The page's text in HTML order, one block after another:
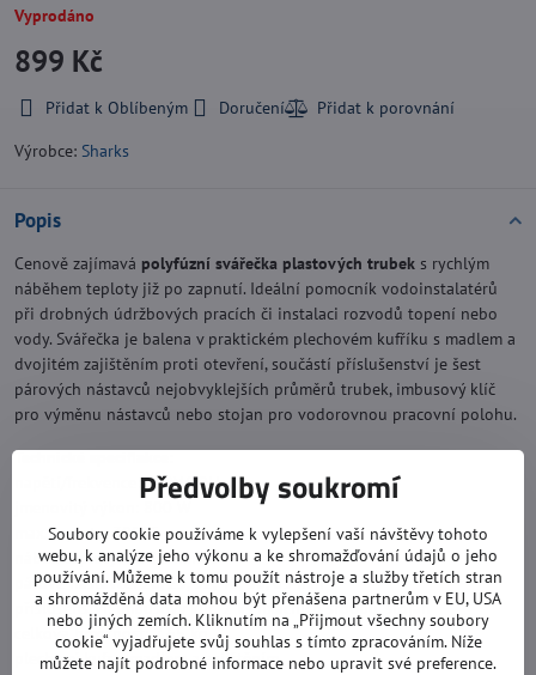
Vyprodáno
899 Kč
Přidat k Oblíbeným
Doručení
Výrobce: Sharks
Popis
Cenově zajímavá polyfúzní svářečka plastových trubek s rychlým
náběhem teploty již po zapnutí. Ideální pomocník vodoinstalatérů
při drobných údržbových pracích či instalaci rozvodů topení nebo
vody. Svářečka je balena v praktickém plechovém kufříku s madlem a
dvojitém zajištěním proti otevření, součástí příslušenství je šest
párových nástavců nejobvyklejších průměrů trubek, imbusový klíč
pro výměnu nástavců nebo stojan pro vodorovnou pracovní polohu.
Technické specifiakce:
napětí/frekvence: 230V/50Hz
max. teplota: 300°C
náběh teploty: do 15 minut
párové nástavce: 20, 25, 32, 40, 50, 63 mm
příslušenství: imbusový klíč, 2 ks fixačních šroubů, stojan
celková hmotnost: 2,65 kg
plechový kufr s madlem a zajištěním
Předvolby soukromí
Soubory cookie používáme k vylepšení vaší návštěvy tohoto
webu, k analýze jeho výkonu a ke shromažďování údajů o jeho
používání. Můžeme k tomu použít nástroje a služby třetích stran
a shromážděná data mohou být přenášena partnerům v EU, USA
nebo jiných zemích. Kliknutím na „Přijmout všechny soubory
cookie“ vyjadřujete svůj souhlas s tímto zpracováním. Níže
můžete najít podrobné informace nebo upravit své preference.